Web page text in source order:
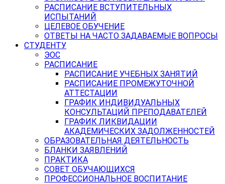
РАСПИСАНИЕ ВСТУПИТЕЛЬНЫХ
ИСПЫТАНИЙ
ЦЕЛЕВОЕ ОБУЧЕНИЕ
ОТВЕТЫ НА ЧАСТО ЗАДАВАЕМЫЕ ВОПРОСЫ
СТУДЕНТУ
ЭОС
РАСПИСАНИЕ
РАСПИСАНИЕ УЧЕБНЫХ ЗАНЯТИЙ
РАСПИСАНИЕ ПРОМЕЖУТОЧНОЙ
АТТЕСТАЦИИ
ГРАФИК ИНДИВИДУАЛЬНЫХ
КОНСУЛЬТАЦИЙ ПРЕПОДАВАТЕЛЕЙ
ГРАФИК ЛИКВИДАЦИИ
АКАДЕМИЧЕСКИХ ЗАДОЛЖЕННОСТЕЙ
ОБРАЗОВАТЕЛЬНАЯ ДЕЯТЕЛЬНОСТЬ
БЛАНКИ ЗАЯВЛЕНИЙ
ПРАКТИКА
СОВЕТ ОБУЧАЮЩИХСЯ
ПРОФЕССИОНАЛЬНОЕ ВОСПИТАНИЕ